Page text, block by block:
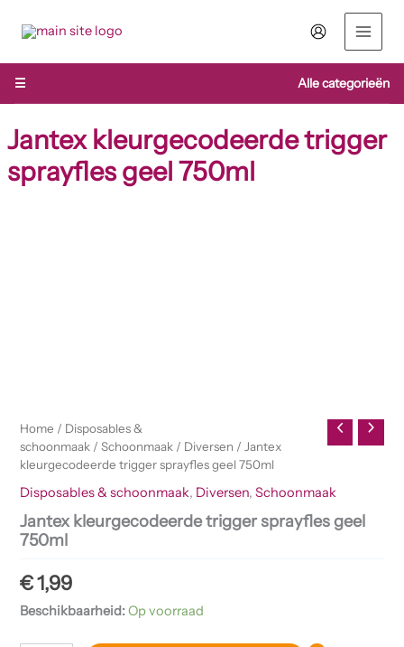
naar
inhoud
☰
Alle categorieën
Jantex kleurgecodeerde trigger
sprayfles geel 750ml
Home / Disposables &
schoonmaak /Schoonmaak / Diversen / Jantex
kleurgecodeerde trigger sprayfles geel 750ml
Disposables & schoonmaak, Diversen,Schoonmaak
Jantex kleurgecodeerde trigger sprayfles geel
750ml
€1,99
Beschikbaarheid:Op voorraad